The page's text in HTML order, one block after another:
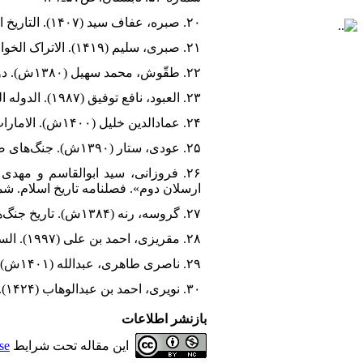
۲۰. صبره، عفاف سید (۱۴۰۷). التاریخ السیاسی للدوله الخوارزمیه. قاهره: دارالکتاب الجامعی.
۲۱. صبری، سلیم (۱۴۱۹). الاتراک الخوارزمیون فی الشرق الأدنی الإسلامی، قاهره: مکتبه الثقافیه الدینیه.
۲۲. طقّوش، محمد سهیل (۱۳۸۰ش). دولت ایوبیا. ترجمه عبدالله ناصری طاهری. قم: پژوهشگاه حوزه و دانشگاه.
۲۳. العبود، نافع توفیق (۱۹۸۷). الدوله الخوارزمیه. نشأتها و علاقاتها مع الدول الإسلامیه. بغداد: مطبعه الجامعه.
۲۴. عمادالدین خلیل (۱۴۰۰ش). الامارات الأرتقیّه فی الجزیره والشّام. بیروت: موسسه الرساله.
۲۵. عودی، ستار (۱۳۹۰ش). جنگ‌های صلیبی. تهران: نشر کتاب مرجع.
ارسلان دوم». فصلنامه تاریخ اسلام. شماره ۴۸ ، زمستان.
۲۷. گروسه، رنه (۱۳۸۴ش). تاریخ جنگ‌های صلیبی. ترجمه ولی‌الله شادان، تهران: نشر و پژوهش فرزان روز.
۲۸. مقریزی، احمد بن علی (۱۹۹۷). السلوک لمعرفه دول الملوک. تحقیق محمد عبدالقادر عطا. بیروت: دارالکتب العلمیه.
۲۹. ناصری طاهری، عبدالله (۱۴۰۱ش). جنگ‌های صلیبی. تهران: مرکز دائره المعارف بزرگ اسلامی.
۳۰. نویری، احمد بن عبدالوهاب (۱۴۲۴). نهایه الارب فی فنون الأدب. بیروت: دارالکتب العلمی.
بازنشر اطلاعات
این مقاله تحت شرایط